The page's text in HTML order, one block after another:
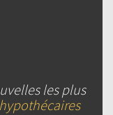
les plus